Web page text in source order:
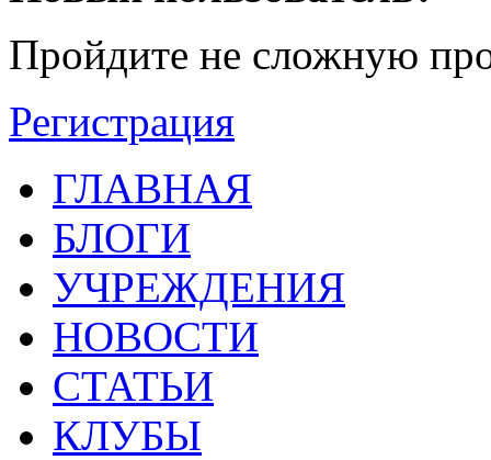
Пройдите не сложную
Регистрация
ГЛАВНАЯ
БЛОГИ
УЧРЕЖДЕНИЯ
НОВОСТИ
СТАТЬИ
КЛУБЫ